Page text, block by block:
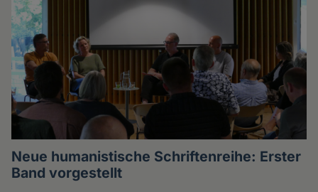
Neue humanistische Schriftenreihe: Erster
Band vorgestellt